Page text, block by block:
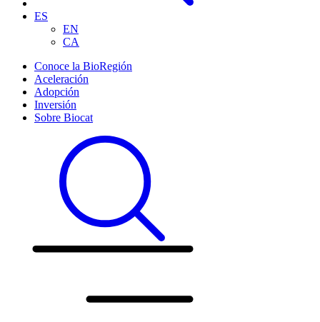
ES
EN
CA
Conoce la BioRegión
Aceleración
Adopción
Inversión
Sobre Biocat